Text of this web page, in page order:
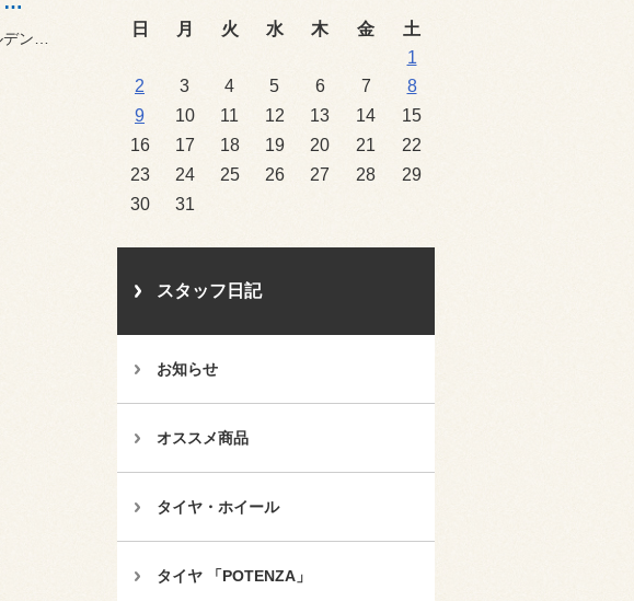
日 月 火 水 木 金
土
1
2
3 4 5 6 7
8
9
10 11 12 13 14
15
16
17 18 19 20 21
22
23
24 25 26 27 28
29
30
31
スタッフ日記
お知らせ
オススメ商品
タイヤ・ホイール
タイヤ 「POTENZA」